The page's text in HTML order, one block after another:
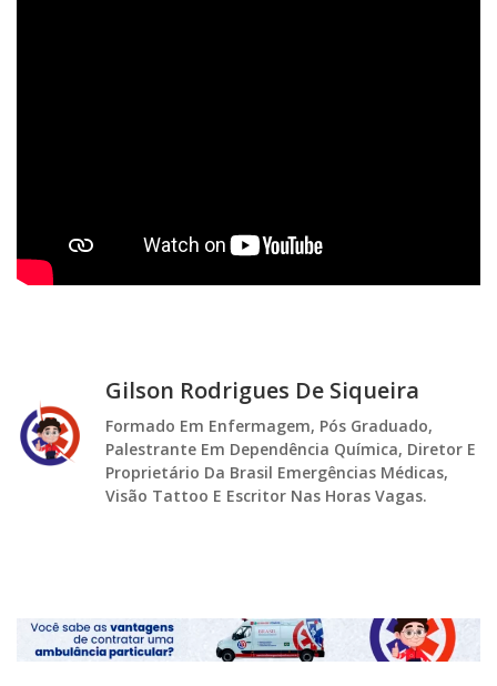
Gilson Rodrigues De Siqueira
Formado Em Enfermagem, Pós Graduado,
Palestrante Em Dependência Química, Diretor E
Proprietário Da Brasil Emergências Médicas,
Visão Tattoo E Escritor Nas Horas Vagas.